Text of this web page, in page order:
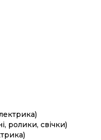
ролики, свічки)